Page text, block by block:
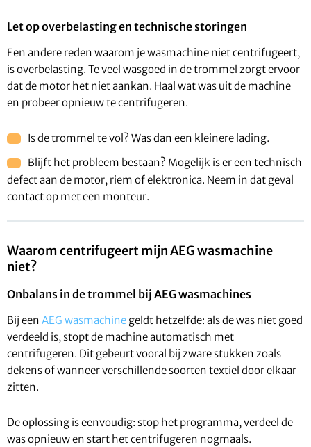
Let op overbelasting en technische storingen
Een andere reden waarom je wasmachine niet centrifugeert,
is overbelasting. Te veel wasgoed in de trommel zorgt ervoor
dat de motor het niet aankan. Haal wat was uit de machine
en probeer opnieuw te centrifugeren.
Is de trommel te vol? Was dan een kleinere lading.
Blijft het probleem bestaan? Mogelijk is er een technisch
defect aan de motor, riem of elektronica. Neem in dat geval
contact op met een monteur.
Waarom centrifugeert mijn AEG wasmachine
niet?
Onbalans in de trommel bij AEG wasmachines
Bij een AEG wasmachine geldt hetzelfde: als de was niet goed
verdeeld is, stopt de machine automatisch met
centrifugeren. Dit gebeurt vooral bij zware stukken zoals
dekens of wanneer verschillende soorten textiel door elkaar
zitten.
De oplossing is eenvoudig: stop het programma, verdeel de
was opnieuw en start het centrifugeren nogmaals.